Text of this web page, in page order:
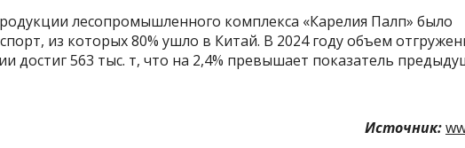
лесопромышленного комплекса «Карелия Палп» было
из которых 80% ушло в Китай. В 2024 году объем
достиг 563 тыс. т, что на 2,4% превышает показатель
Источник: